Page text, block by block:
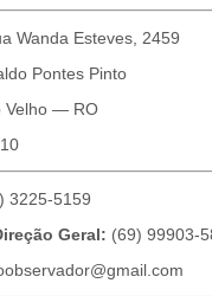
Wanda Esteves, 2459
Pontes Pinto
Velho — RO
3225-5159
Geral: (69) 99903-